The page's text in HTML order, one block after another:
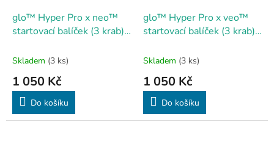
glo™ Hyper Pro x neo™
startovací balíček (3 krab)
Skladem (3 ks)
1 050 Kč
Do košíku
glo™ Hyper Pro x veo™
startovací balíček (3 krab) -
Skladem (3 ks)
1 050 Kč
Do košíku